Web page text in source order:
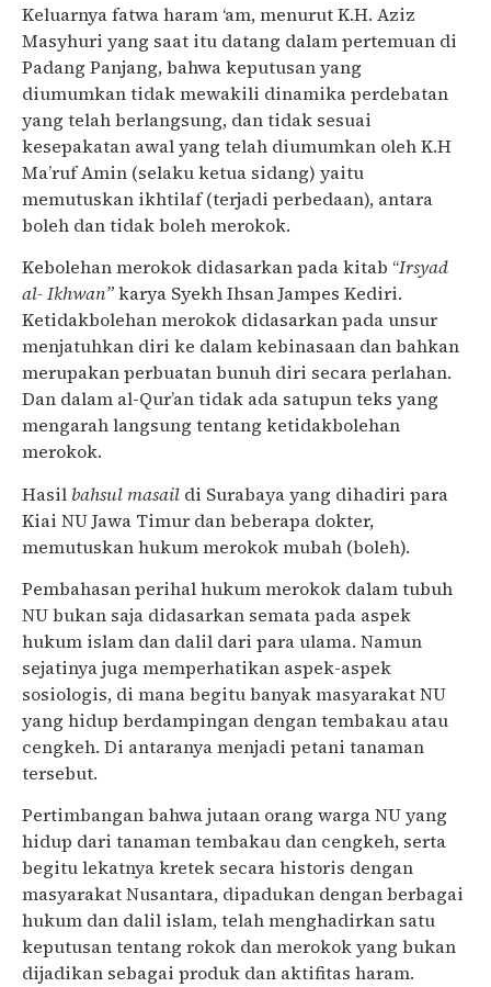
Keluarnya fatwa haram ‘am, menurut K.H. Aziz
Masyhuri yang saat itu datang dalam pertemuan di
Padang Panjang, bahwa keputusan yang
diumumkan tidak mewakili dinamika perdebatan
yang telah berlangsung, dan tidak sesuai
kesepakatan awal yang telah diumumkan oleh K.H
Ma’ruf Amin (selaku ketua sidang) yaitu
memutuskan ikhtilaf (terjadi perbedaan), antara
boleh dan tidak boleh merokok.
Kebolehan merokok didasarkan pada kitab “Irsyad
al- Ikhwan”karya Syekh Ihsan Jampes Kediri.
Ketidakbolehan merokok didasarkan pada unsur
menjatuhkan diri ke dalam kebinasaan dan bahkan
merupakan perbuatan bunuh diri secara perlahan.
Dan dalam al-Qur’an tidak ada satupun teks yang
mengarah langsung tentang ketidakbolehan
merokok.
Hasil bahsul masail di Surabaya yang dihadiri para
Kiai NU Jawa Timur dan beberapa dokter,
memutuskan hukum merokok mubah (boleh).
Pembahasan perihal hukum merokok dalam tubuh
NU bukan saja didasarkan semata pada aspek
hukum islam dan dalil dari para ulama. Namun
sejatinya juga memperhatikan aspek-aspek
sosiologis, di mana begitu banyak masyarakat NU
yang hidup berdampingan dengan tembakau atau
cengkeh. Di antaranya menjadi petani tanaman
tersebut.
Pertimbangan bahwa jutaan orang warga NU yang
hidup dari tanaman tembakau dan cengkeh, serta
begitu lekatnya kretek secara historis dengan
masyarakat Nusantara, dipadukan dengan berbagai
hukum dan dalil islam, telah menghadirkan satu
keputusan tentang rokok dan merokok yang bukan
dijadikan sebagai produk dan aktifitas haram.